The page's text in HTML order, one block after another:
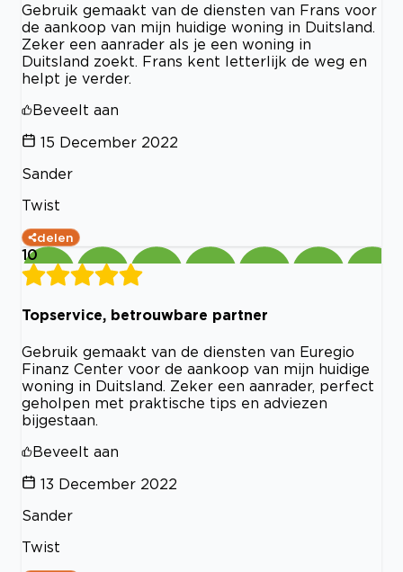
Gebruik gemaakt van de diensten van Frans voor
de aankoop van mijn huidige woning in Duitsland.
Zeker een aanrader als je een woning in
Duitsland zoekt. Frans kent letterlijk de weg en
helpt je verder.
Beveelt aan
15 December 2022
Sander
Twist
delen
10
Topservice, betrouwbare partner
Gebruik gemaakt van de diensten van Euregio
Finanz Center voor de aankoop van mijn huidige
woning in Duitsland. Zeker een aanrader, perfect
geholpen met praktische tips en adviezen
bijgestaan.
Beveelt aan
13 December 2022
Sander
Twist